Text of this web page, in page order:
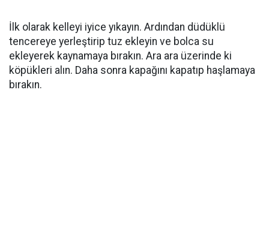
İlk olarak kelleyi iyice yıkayın. Ardından düdüklü
tencereye yerleştirip tuz ekleyin ve bolca su
ekleyerek kaynamaya bırakın. Ara ara üzerinde ki
köpükleri alın. Daha sonra kapağını kapatıp haşlamaya
bırakın.